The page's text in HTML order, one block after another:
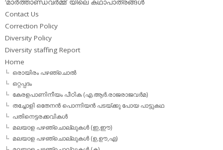
‘മാര്‍ത്താണ്ഡവര്‍മ്മ’ യിലെ കഥാപാത്രങ്ങള്‍
Contact Us
Correction Policy
Diversity Policy
Diversity staffing Report
Home
ഒരായിരം പഴഞ്ചൊല്‍
ഒറ്റപ്പദം
കേരളപാണിനീയം പീഠിക (എ.ആര്‍.രാജരാജവര്‍മ)
തച്ചോളി ഒതേനൻ പൊന്നിയൻ പടയ്‌ക്കു പോയ പാട്ടുകഥ
പതിനെട്ടരക്കവികള്‍
മലയാള പഴഞ്ചൊല്ലുകള്‍ (ഇ,ഈ)
മലയാള പഴഞ്ചൊല്ലുകള്‍ (ഉ,ഊ,എ)